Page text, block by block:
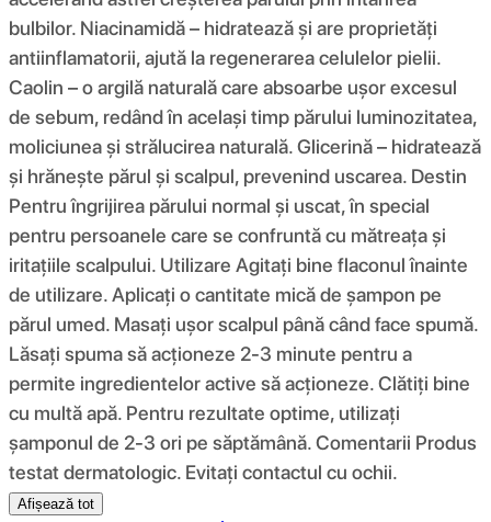
bulbilor. Niacinamidă – hidratează și are proprietăți
antiinflamatorii, ajută la regenerarea celulelor pielii.
Caolin – o argilă naturală care absoarbe ușor excesul
de sebum, redând în același timp părului luminozitatea,
moliciunea și strălucirea naturală. Glicerină – hidratează
și hrănește părul și scalpul, prevenind uscarea. Destin
Pentru îngrijirea părului normal și uscat, în special
pentru persoanele care se confruntă cu mătreața și
iritațiile scalpului. Utilizare Agitați bine flaconul înainte
de utilizare. Aplicați o cantitate mică de șampon pe
părul umed. Masați ușor scalpul până când face spumă.
Lăsați spuma să acționeze 2-3 minute pentru a
permite ingredientelor active să acționeze. Clătiți bine
cu multă apă. Pentru rezultate optime, utilizați
șamponul de 2-3 ori pe săptămână. Comentarii Produs
testat dermatologic. Evitați contactul cu ochii.
Afișează tot